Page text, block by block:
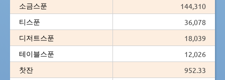
소금스푼
144,310
티스푼
36,078
디저트스푼
18,039
테이블스푼
12,026
찻잔
952.33